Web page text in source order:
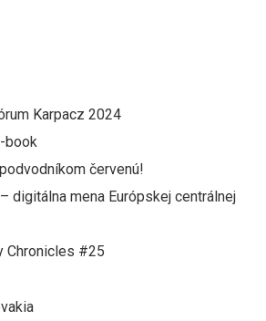
Karpacz 2024
book
červenú!
digitálna mena Európskej centrálnej
Chronicles #25